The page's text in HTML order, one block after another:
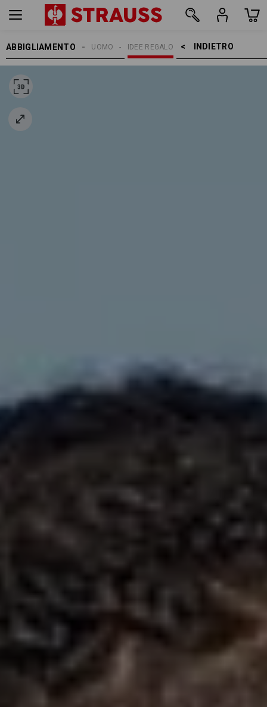
ABBIGLIAMENTO INDIETRO    >
IDEE REGALO
UOMO